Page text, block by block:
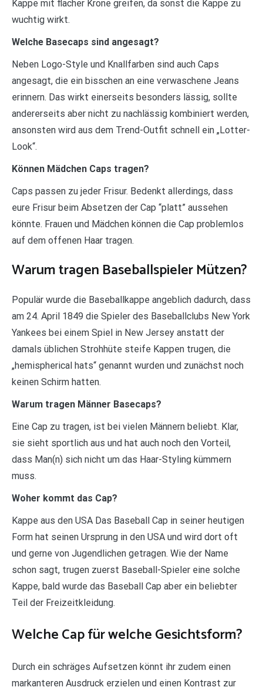
Kappe mit flacher Krone greifen, da sonst die Kappe zu
wuchtig wirkt.
Welche Basecaps sind angesagt?
Neben Logo-Style und Knallfarben sind auch Caps
angesagt, die ein bisschen an eine verwaschene Jeans
erinnern. Das wirkt einerseits besonders lässig, sollte
andererseits aber nicht zu nachlässig kombiniert werden,
ansonsten wird aus dem Trend-Outfit schnell ein „Lotter-
Look“.
Können Mädchen Caps tragen?
Caps passen zu jeder Frisur. Bedenkt allerdings, dass
eure Frisur beim Absetzen der Cap “platt” aussehen
könnte. Frauen und Mädchen können die Cap problemlos
auf dem offenen Haar tragen.
Warum tragen Baseballspieler Mützen?
Populär wurde die Baseballkappe angeblich dadurch, dass
am 24. April 1849 die Spieler des Baseballclubs New York
Yankees bei einem Spiel in New Jersey anstatt der
damals üblichen Strohhüte steife Kappen trugen, die
„hemispherical hats“ genannt wurden und zunächst noch
keinen Schirm hatten.
Warum tragen Männer Basecaps?
Eine Cap zu tragen, ist bei vielen Männern beliebt. Klar,
sie sieht sportlich aus und hat auch noch den Vorteil,
dass Man(n) sich nicht um das Haar-Styling kümmern
muss.
Woher kommt das Cap?
Kappe aus den USA Das Baseball Cap in seiner heutigen
Form hat seinen Ursprung in den USA und wird dort oft
und gerne von Jugendlichen getragen. Wie der Name
schon sagt, trugen zuerst Baseball-Spieler eine solche
Kappe, bald wurde das Baseball Cap aber ein beliebter
Teil der Freizeitkleidung.
Welche Cap für welche Gesichtsform?
Durch ein schräges Aufsetzen könnt ihr zudem einen
markanteren Ausdruck erzielen und einen Kontrast zur